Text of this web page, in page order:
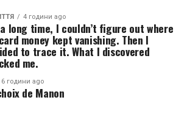
4 години ago
long time, I couldn’t figure out where
money kept vanishing. Then I
to trace it. What I discovered
me.
6 години ago
de Manon